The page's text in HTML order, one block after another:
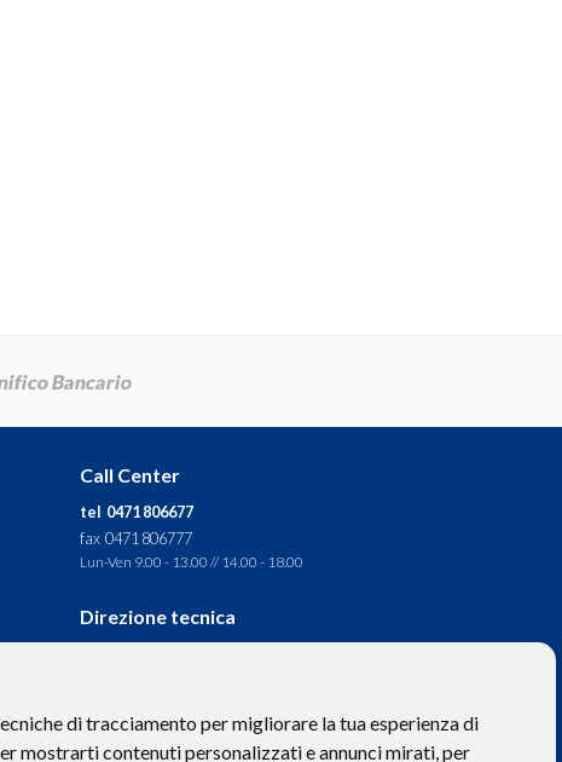
di tracciamento per migliorare la tua esperienza di
mostrarti contenuti personalizzati e annunci mirati, per
Call Center
tel 0471 806677
fax 0471 806777
Lun-Ven 9.00 - 13.00 // 14.00 - 18.00
Direzione tecnica
P.IVA: 01652670215